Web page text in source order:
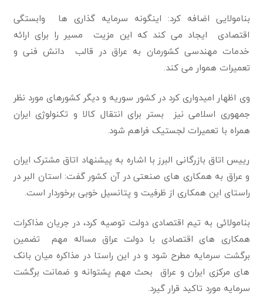
بنامولایی اضافه کرد: اینگونه سرمایه گذاری ها وابستگی
اقتصادی ایجاد می کند که این مزیت مسیر را برای ارائه
خدمات مهندسی کشورمان به عراق در قالب دانش فنی و
تعمیرات هموار می کند.
وی اظهار امیدواری کرد در کشور سوریه و دیگر کشورهای مورد نظر
جمهوری اسلامی نیز بستر برای انتقال کالا و تکنولوژی ایران
همراه با تعمیرات لجستیک فراهم شود.
رییس اتاق بازرگانی البرز با اشاره به پیشنهاد اتاق مشترک ایران
و عراق به همکاری های صنعتی در آن کشور گفت: استان البر در
راستای این همکاری از ظرفیت و پتانسیل خوبی برخوردار است.
بنامولائی به‌ تیم اقتصادی دولت توصیه کرد، در جریان مذاکرات
همکاری های اقتصادی با دولت عراق مساله مهم تضمین
برگشت سرمایه مطرح‌ شود و در این راستا در مذاکره میان بانک
های مرکزی ایران و عراق بحث مهم‌ پشتوانه و ضمانت برگشت
سرمایه مورد تاکید قرار گیرد.